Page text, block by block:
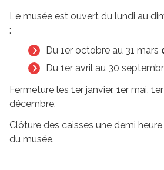
Le musée est ouvert du lundi au
:
Du 1er octobre au 31 mars
Du 1er avril au 30
Fermeture les 1er janvier, 1er mai,
décembre.
Clôture des caisses une demi
du musée.